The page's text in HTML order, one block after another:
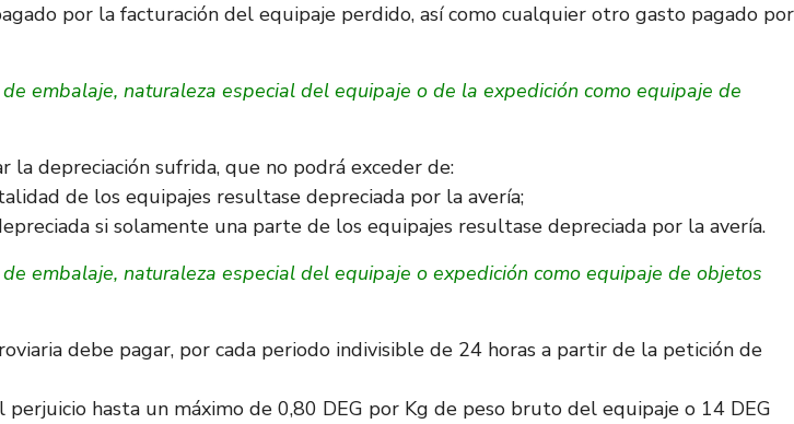
por la facturación del equipaje perdido, así como cualquier otro gasto pagado por
embalaje, naturaleza especial del equipaje o de la expedición como equipaje de
la depreciación sufrida, que no podrá exceder de:
de los equipajes resultase depreciada por la avería;
si solamente una parte de los equipajes resultase depreciada por la avería.
embalaje, naturaleza especial del equipaje o expedición como equipaje de objetos
debe pagar, por cada periodo indivisible de 24 horas a partir de la petición de
hasta un máximo de 0,80 DEG por Kg de peso bruto del equipaje o 14 DEG